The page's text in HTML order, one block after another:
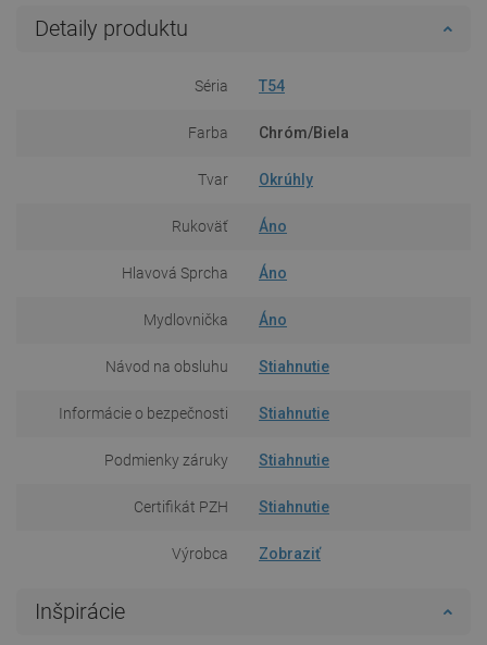
Detaily produktu
Séria T54
Farba Chróm/Biela
Tvar Okrúhly
Rukoväť Áno
Hlavová Sprcha Áno
Mydlovnička Áno
Návod na obsluhu Stiahnutie
Informácie o bezpečnosti Stiahnutie
Podmienky záruky Stiahnutie
Certifikát PZH Stiahnutie
Výrobca Zobraziť
Inšpirácie